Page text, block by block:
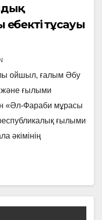
тұсауы
ойшыл, ғалым Әбу
және ғылыми
«Әл-Фараби мұрасы
ғылыми
әкімінің